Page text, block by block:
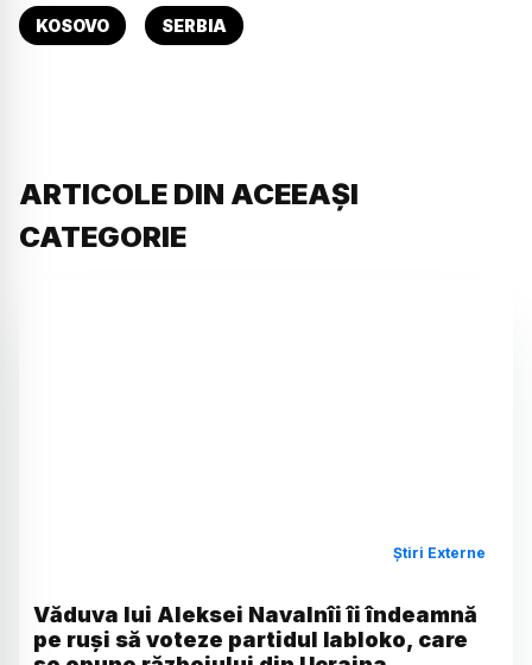
KOSOVO SERBIA
ARTICOLE DIN ACEEAȘI
CATEGORIE
Știri Externe
Văduva lui Aleksei Navalnîi îi îndeamnă
pe ruși să voteze partidul Iabloko, care